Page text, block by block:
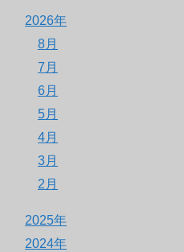
2026年
8月
7月
6月
5月
4月
3月
2月
2025年
2024年